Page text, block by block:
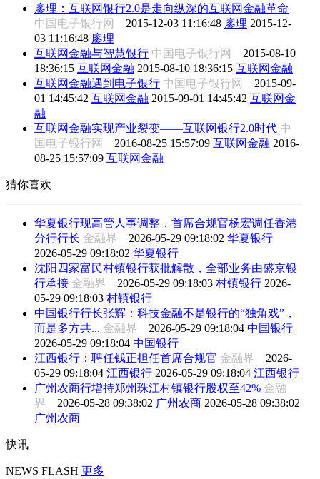
廖理：互联网银行2.0是走向纵深的互联网金融革命
中国电子银行网 2015-12-03 11:16:48 廖理 2015-12-
03 11:16:48 廖理
互联网金融与智慧银行 中国电子银行网 2015-08-10
18:36:15 互联网金融 2015-08-10 18:36:15 互联网金融
互联网金融遇到电子银行 中国电子银行网 2015-09-
01 14:45:42 互联网金融 2015-09-01 14:45:42 互联网金
融
互联网金融实现产业裂变——互联网银行2.0时代 中
国电子银行网 2016-08-25 15:57:09 互联网金融 2016-
08-25 15:57:09 互联网金融
猜你喜欢
华夏银行现高管人事调整，首席合规官杨宏调任香港
分行行长 金融界 2026-05-29 09:18:02 华夏银行
2026-05-29 09:18:02 华夏银行
沈阳四家富民村镇银行获批解散，全部业务由盛京银
行承接 金融界 2026-05-29 09:18:03 村镇银行 2026-
05-29 09:18:03 村镇银行
中国银行行长张辉：科技金融不是银行的“独角戏”，
而是多方共... 金融界 2026-05-29 09:18:04 中国银行
2026-05-29 09:18:04 中国银行
江西银行：聘任钱正担任首席合规官 金融界 2026-
05-29 09:18:04 江西银行 2026-05-29 09:18:04 江西银行
广州农商行增持郑州珠江村镇银行股权至42% 金融
界 2026-05-28 09:38:02 广州农商 2026-05-28 09:38:02
广州农商
快讯
NEWS FLASH 更多